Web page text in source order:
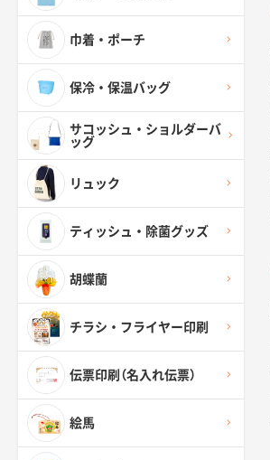
巾着・ポーチ
保冷・保温バッグ
サコッシュ・ショルダーバ
ッグ
リュック
ティッシュ・除菌グッズ
胡蝶蘭
チラシ・フライヤー印刷
伝票印刷（名入れ伝票）
絵馬